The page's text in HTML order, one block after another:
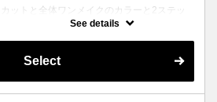
カットと全体ワンメイクのカラーと2ステッ
プトリートメントのお得メニュー。デザイン
や髪の状態によってお薬を塗り分けます。シ
ャンプー、ブロー込、ロング料金なし
See details
Select